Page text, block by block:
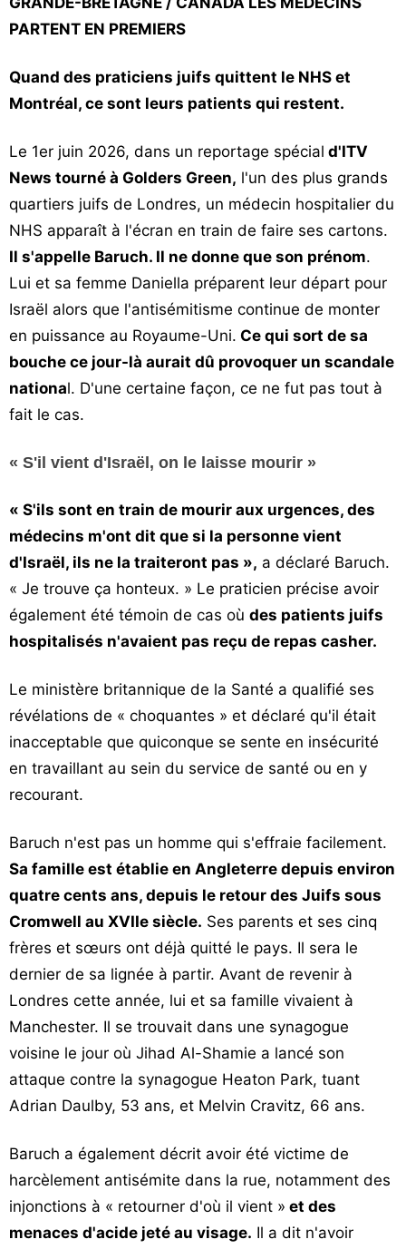
Vos
Les
bonnes
PARTENT EN PREMIERS
Quand des praticiens juifs quittent le NHS et
Montréal, ce sont leurs patients qui restent.
Le 1er juin 2026, dans un reportage spécial d'ITV
News tourné à Golders Green, l'un des plus grands
quartiers juifs de Londres, un médecin hospitalier du
NHS apparaît à l'écran en train de faire ses cartons.
Il s'appelle Baruch. Il ne donne que son prénom.
Lui et sa femme Daniella préparent leur départ pour
Israël alors que l'antisémitisme continue de monter
en puissance au Royaume-Uni. Ce qui sort de sa
bouche ce jour-là aurait dû provoquer un scandale
national. D'une certaine façon, ce ne fut pas tout à
fait le cas.
« S'il vient d'Israël, on le laisse mourir »
« S'ils sont en train de mourir aux urgences, des
médecins m'ont dit que si la personne vient
d'Israël, ils ne la traiteront pas », a déclaré Baruch.
« Je trouve ça honteux. » Le praticien précise avoir
également été témoin de cas où des patients juifs
hospitalisés n'avaient pas reçu de repas casher.
Le ministère britannique de la Santé a qualifié ses
révélations de « choquantes » et déclaré qu'il était
inacceptable que quiconque se sente en insécurité
en travaillant au sein du service de santé ou en y
recourant.
Baruch n'est pas un homme qui s'effraie facilement.
Sa famille est établie en Angleterre depuis environ
quatre cents ans, depuis le retour des Juifs sous
Cromwell au XVIIe siècle. Ses parents et ses cinq
frères et sœurs ont déjà quitté le pays. Il sera le
dernier de sa lignée à partir. Avant de revenir à
Londres cette année, lui et sa famille vivaient à
Manchester. Il se trouvait dans une synagogue
voisine le jour où Jihad Al-Shamie a lancé son
attaque contre la synagogue Heaton Park, tuant
Adrian Daulby, 53 ans, et Melvin Cravitz, 66 ans.
Baruch a également décrit avoir été victime de
harcèlement antisémite dans la rue, notamment des
injonctions à « retourner d'où il vient » et des
menaces d'acide jeté au visage. Il a dit n'avoir